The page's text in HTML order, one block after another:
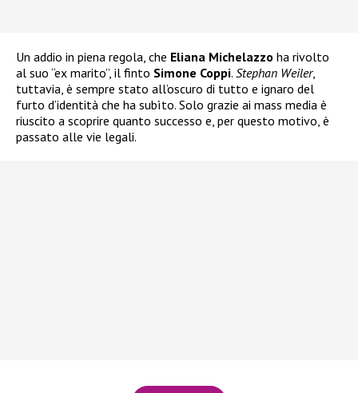
Un addio in piena regola, che Eliana Michelazzo ha rivolto
al suo “ex marito”, il finto Simone Coppi. Stephan Weiler,
tuttavia, è sempre stato all’oscuro di tutto e ignaro del
furto d’identità che ha subìto. Solo grazie ai mass media è
riuscito a scoprire quanto successo e, per questo motivo, è
passato alle vie legali.